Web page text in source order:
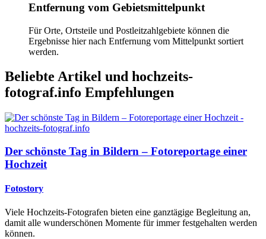
Entfernung vom Gebietsmittelpunkt
Für Orte, Ortsteile und Postleitzahlgebiete können die
Ergebnisse hier nach Entfernung vom Mittelpunkt sortiert
werden.
Beliebte Artikel und hochzeits-
fotograf.info Empfehlungen
Der schönste Tag in Bildern – Fotoreportage einer
Hochzeit
Fotostory
Viele Hochzeits-Fotografen bieten eine ganztägige Begleitung an,
damit alle wunderschönen Momente für immer festgehalten werden
können.